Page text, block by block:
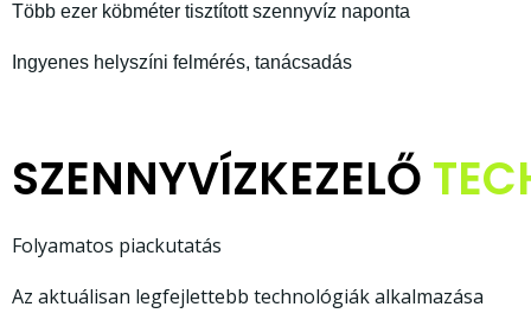
Több ezer köbméter tisztított szennyvíz naponta
Ingyenes helyszíni felmérés, tanácsadás
SZENNYVÍZKEZELŐ
Folyamatos piackutatás
Az aktuálisan legfejlettebb technológiák alkalmazása